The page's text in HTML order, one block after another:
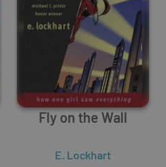
Fly on the Wall
E. Lockhart